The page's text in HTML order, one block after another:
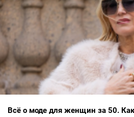
Всё о моде для женщин за 50.